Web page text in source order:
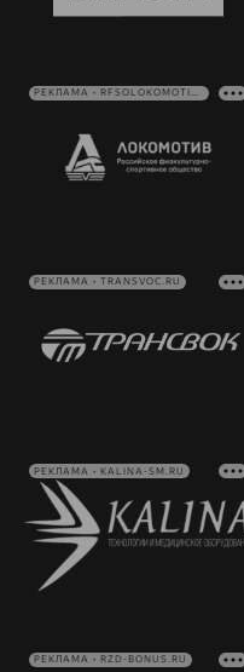
РЕКЛАМА • RFSOLOKOMOTIV.RU
РЕКЛАМА • TRANSVOC.RU
РЕКЛАМА • KALINA-SM.RU
РЕКЛАМА • RZD-BONUS.RU